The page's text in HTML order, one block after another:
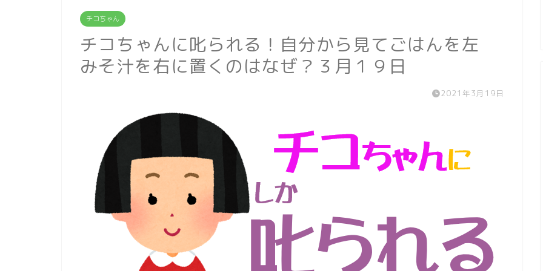
チコちゃん
チコちゃんに叱られる！自分から見てごはんを左
みそ汁を右に置くのはなぜ？３月１９日
2021年3月19日